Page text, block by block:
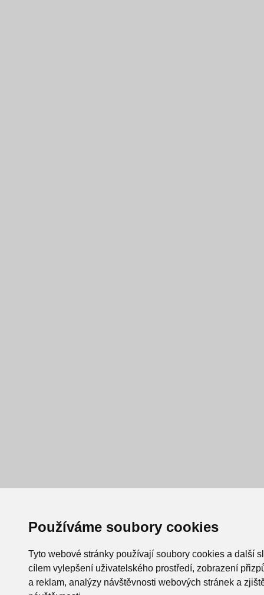
Používáme soubory cookies
Tyto webové stránky používají soubory cookies a další
cílem vylepšení uživatelského prostředí, zobrazení
a reklam, analýzy návštěvnosti webových stránek a